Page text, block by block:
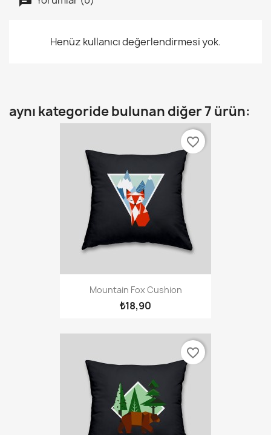
Henüz kullanıcı değerlendirmesi yok.
aynı kategoride bulunan diğer 7 ürün:
Mountain Fox Cushion
₺18,90
favorite_border
favorite_border